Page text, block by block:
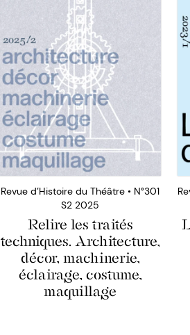
Revue d’Histoire du Théâtre • N°301
S2 2025
Relire les traités
techniques. Architecture,
décor, machinerie,
éclairage, costume,
maquillage